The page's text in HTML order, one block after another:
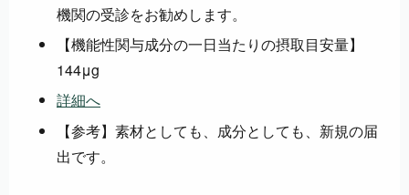
機関の受診をお勧めします。
【機能性関与成分の一日当たりの摂取目安量】
144μg
詳細へ
【参考】素材としても、成分としても、新規の届
出です。